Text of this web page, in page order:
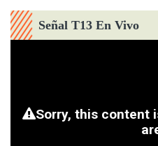
Señal T13 En Vivo